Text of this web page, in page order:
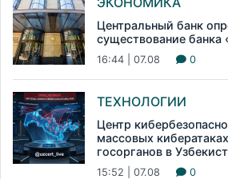
Центральный банк
существование банка
16:44 | 07.08 0
ТЕХНОЛОГИИ
Центр
массовых
госорганов в
15:52 | 07.08 0